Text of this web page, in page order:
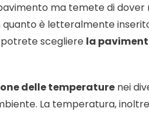
ma temete di
è letteralmente
potrete scegliere la
delle temperature nei
La temperatura,